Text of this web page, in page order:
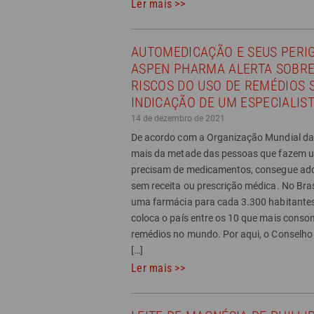
Ler mais >>
AUTOMEDICAÇÃO E SEUS
ASPEN PHARMA ALERTA
RISCOS DO USO DE REMÉDIOS
INDICAÇÃO DE UM
14 de dezembro de 2021
De acordo com a Organização Mundial
mais da metade das pessoas que fazem
precisam de medicamentos, consegue
sem receita ou prescrição médica. No
uma farmácia para cada 3.300
coloca o país entre os 10 que mais
remédios no mundo. Por aqui, o Conselho
[…]
Ler mais >>